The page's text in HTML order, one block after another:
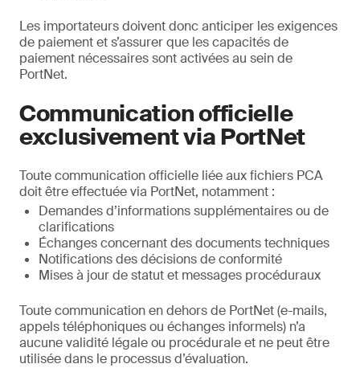
Les importateurs doivent donc anticiper les exigences
de paiement et s’assurer que les capacités de
paiement nécessaires sont activées au sein de
PortNet.
Communication officielle
exclusivement via PortNet
Toute communication officielle liée aux fichiers PCA
doit être effectuée via PortNet, notamment :
Demandes d’informations supplémentaires ou de
clarifications
Échanges concernant des documents techniques
Notifications des décisions de conformité
Mises à jour de statut et messages procéduraux
Toute communication en dehors de PortNet (e-mails,
appels téléphoniques ou échanges informels) n’a
aucune validité légale ou procédurale et ne peut être
utilisée dans le processus d’évaluation.